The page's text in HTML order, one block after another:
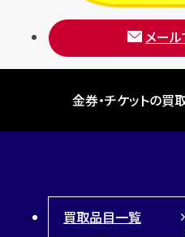
メー
金券・チケットの買
買取品目一覧